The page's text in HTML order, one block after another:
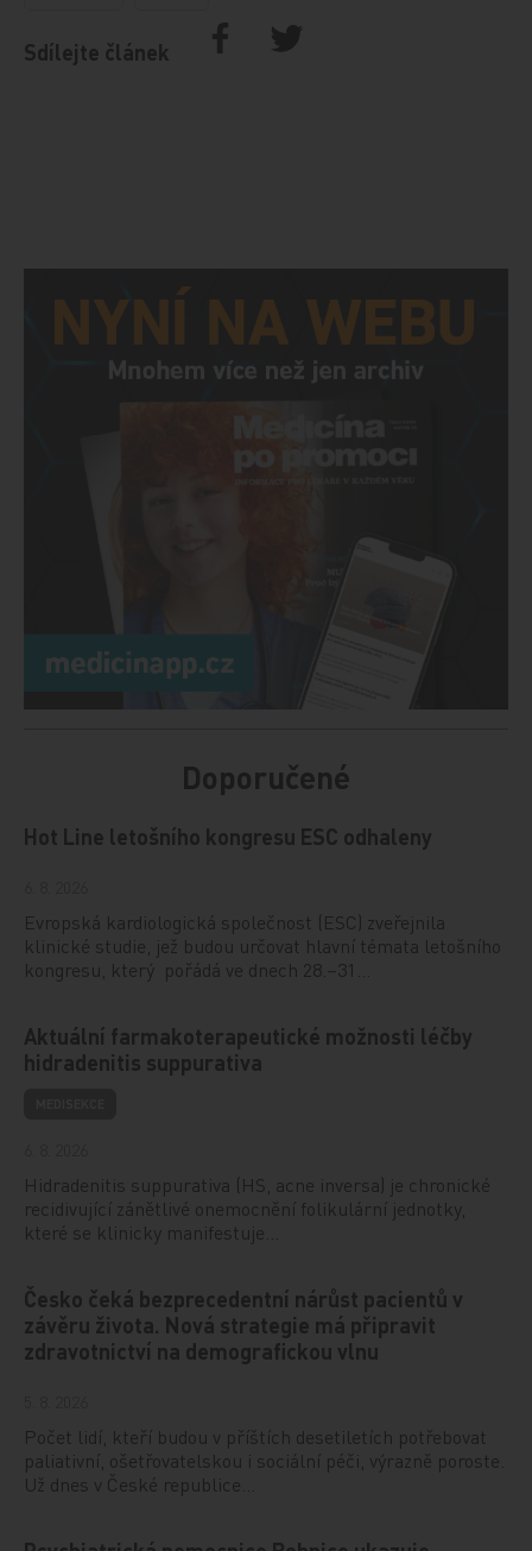
Sdílejte článek
Doporučené
Hot Line letošního kongresu ESC odhaleny
Evropská kardiologická společnost (ESC) zveřejnila
klinické studie, jež budou určovat hlavní témata letošního
kongresu, který pořádá ve dnech 28.–31…
Aktuální farmakoterapeutické možnosti léčby
hidradenitis suppurativa
Hidradenitis suppurativa (HS, acne inversa) je chronické
recidivující zánětlivé onemocnění folikulární jednotky,
které se klinicky manifestuje…
Česko čeká bezprecedentní nárůst pacientů v
závěru života. Nová strategie má připravit
zdravotnictví na demografickou vlnu
Počet lidí, kteří budou v příštích desetiletích potřebovat
paliativní, ošetřovatelskou i sociální péči, výrazně poroste.
Už dnes v České republice…